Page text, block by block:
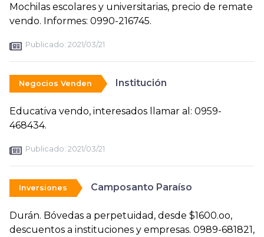
Mochilas escolares y universitarias, precio de remate
vendo. Informes: 0990-216745.
Publicado: 2021/03/21
Negocios Venden Institución
Educativa vendo, interesados llamar al: 0959-
468434.
Publicado: 2021/03/21
Inversiones Camposanto Paraíso
Durán. Bóvedas a perpetuidad, desde $1600.oo,
descuentos a instituciones y empresas. 0989-681821,